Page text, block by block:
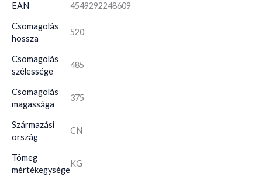
EAN 4549292248609
Csomagolás
hossza
520
Csomagolás
szélessége
485
Csomagolás
magassága
375
Származási
ország
CN
Tömeg
mértékegysége
KG